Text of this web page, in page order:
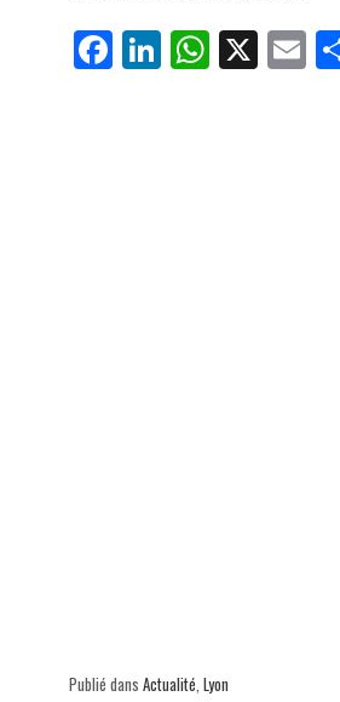
Fa
ce
Li
nk
W
ha
X E
m
Publié dans Actualité, Lyon